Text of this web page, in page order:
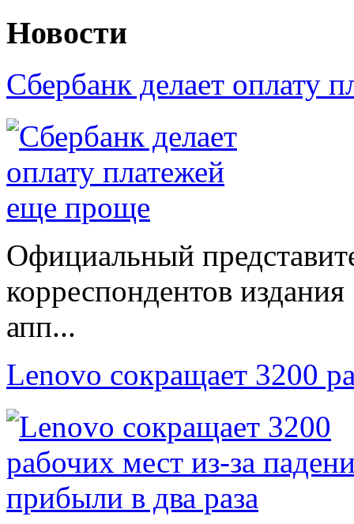
Новости
Сбербанк делает
Официальный
корреспондентов
апп...
Lenovo сокращает 3200